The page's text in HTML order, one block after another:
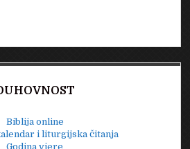
Biblija online
i liturgijska čitanja
Godina vjere